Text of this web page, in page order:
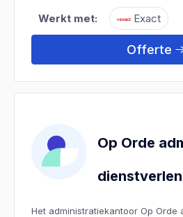
Werkt met: Exact
Offerte
Op Orde
Het administratiekantoor Op Orde